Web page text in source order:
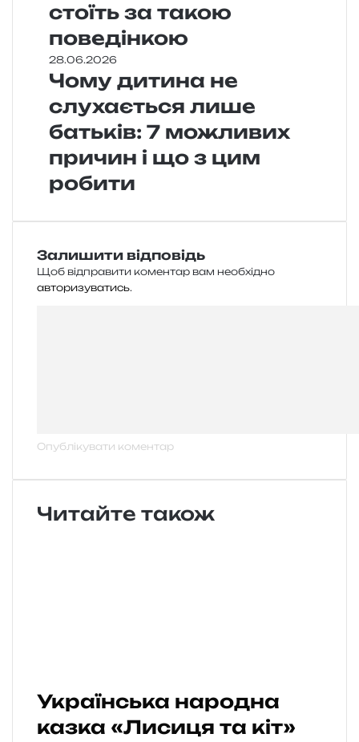
стоїть за такою
поведінкою
28.06.2026
Чому дитина не
слухається лише
батьків: 7 можливих
причин і що з цим
робити
Залишити відповідь
Щоб відправити коментар вам необхідно
авторизуватись.
Читайте також
Українська народна
казка «Лисиця та кіт»